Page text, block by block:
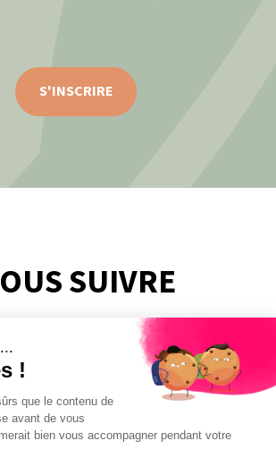
S'INSCRIRE
SUIVRE
!
que le contenu de
avant de vous
bien vous accompagner pendant votre